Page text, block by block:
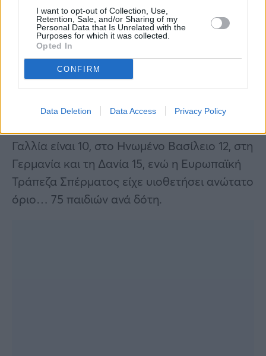
I want to opt-out of Collection, Use,
Retention, Sale, and/or Sharing of my
Personal Data that Is Unrelated with the
Purposes for which it was collected.
Opted In
CONFIRM
Data Deletion Data Access Privacy Policy
σπέρματος ενός δότη σε μόλις έξι γυναίκες,
δεν υπάρχουν μηχανισμοί που να
εξασφαλίζουν την τήρηση του ορίου, ιδίως
όταν το δείγμα προέρχεται από ξένες
τράπεζες.
Ενδεικτικά, τα ανώτατα επιτρεπόμενα όρια
Γαλλία είναι 10, στο Ηνωμένο Βασίλειο 12, στη
Γερμανία και τη Δανία 15, ενώ η Ευρωπαϊκή
Τράπεζα Σπέρματος είχε υιοθετήσει ανώτατο
όριο… 75 παιδιών ανά δότη.